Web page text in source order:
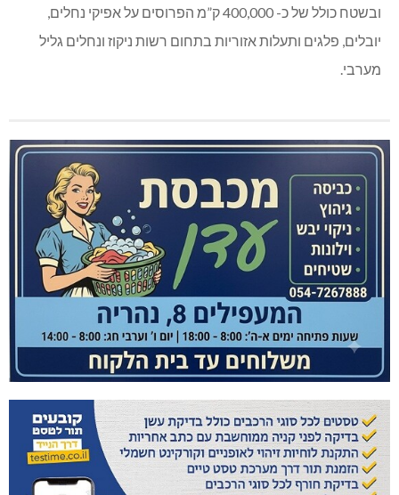
ובשטח כולל של כ- 400,000 ק”מ הפרוסים על אפיקי נחלים,
יובלים, פלגים ותעלות אזוריות בתחום רשות ניקוז ונחלים גליל
מערבי.